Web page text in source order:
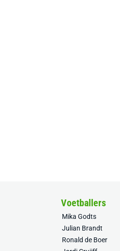
Voetballers
Mika Godts
Julian Brandt
Ronald de Boer